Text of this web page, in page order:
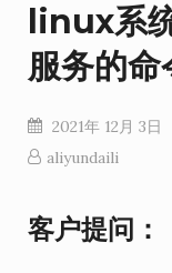
linux系
服务的命
2021年 12月 3日
aliyundaili
客户提问：